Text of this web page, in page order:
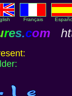
Français
res.com